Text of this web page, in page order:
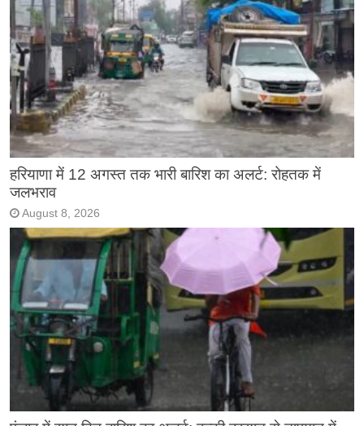
हरियाणा में 12 अगस्त तक भारी बारिश का अलर्ट: रोहतक में
जलभराव
August 8, 2026